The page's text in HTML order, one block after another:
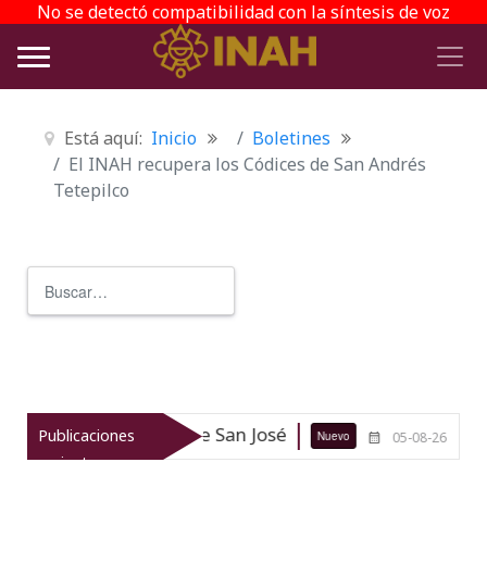
No se detectó compatibilidad con la síntesis de voz
Está aquí: Inicio
Boletines
El INAH recupera los Códices de San Andrés
Tetepilco
Publicaciones
recientes
Fuerte de San José Nuevo 05-08-26 INAH y